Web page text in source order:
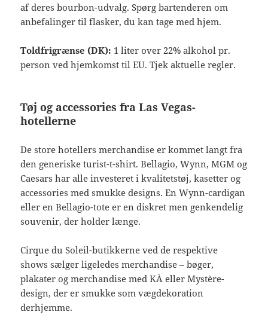
af deres bourbon-udvalg. Spørg bartenderen om
anbefalinger til flasker, du kan tage med hjem.
Toldfrigrænse (DK): 1 liter over 22% alkohol pr.
person ved hjemkomst til EU. Tjek aktuelle regler.
Tøj og accessories fra Las Vegas-
hotellerne
De store hotellers merchandise er kommet langt fra
den generiske turist-t-shirt. Bellagio, Wynn, MGM og
Caesars har alle investeret i kvalitetstøj, kasetter og
accessories med smukke designs. En Wynn-cardigan
eller en Bellagio-tote er en diskret men genkendelig
souvenir, der holder længe.
Cirque du Soleil-butikkerne ved de respektive
shows sælger ligeledes merchandise – bøger,
plakater og merchandise med KÀ eller Mystère-
design, der er smukke som vægdekoration
derhjemme.